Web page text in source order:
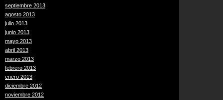
septiembre 2013
agosto 2013
julio 2013
junio 2013
mayo 2013
abril 2013
marzo 2013
febrero 2013
enero 2013
diciembre 2012
noviembre 2012